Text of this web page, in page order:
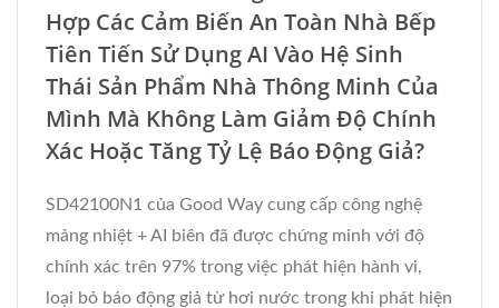
Hợp Các Cảm Biến An Toàn Nhà Bếp
Tiên Tiến Sử Dụng AI Vào Hệ Sinh
Thái Sản Phẩm Nhà Thông Minh Của
Mình Mà Không Làm Giảm Độ Chính
Xác Hoặc Tăng Tỷ Lệ Báo Động Giả?
SD42100N1 của Good Way cung cấp công nghệ
mảng nhiệt + AI biên đã được chứng minh với độ
chính xác trên 97% trong việc phát hiện hành vi,
loại bỏ báo động giả từ hơi nước trong khi phát hiện